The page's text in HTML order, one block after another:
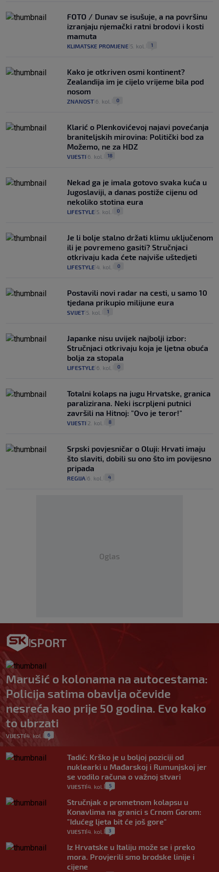
FOTO / Dunav se isušuje, a na površinu
izranjaju njemački ratni brodovi i kosti
mamuta
KLIMATSKE PROMJENE 5. kol. 1
Kako je otkriven osmi kontinent?
Zealandija im je cijelo vrijeme bila pod
nosom
ZNANOST 6. kol. 0
Klarić o Plenkovićevoj najavi povećanja
braniteljskih mirovina: Politički bod za
Možemo, ne za HDZ
VIJESTI 6. kol. 18
Nekad ga je imala gotovo svaka kuća u
Jugoslaviji, a danas postiže cijenu od
nekoliko stotina eura
LIFESTYLE 5. kol. 0
Je li bolje stalno držati klimu uključenom
ili je povremeno gasiti? Stručnjaci
otkrivaju kada ćete najviše uštedjeti
LIFESTYLE 4. kol. 0
Postavili novi radar na cesti, u samo 10
tjedana prikupio milijune eura
SVIJET 5. kol. 1
Japanke nisu uvijek najbolji izbor:
Stručnjaci otkrivaju koja je ljetna obuća
bolja za stopala
LIFESTYLE 6. kol. 0
Totalni kolaps na jugu Hrvatske, granica
paralizirana. Neki iscrpljeni putnici
završili na Hitnoj: "Ovo je teror!"
VIJESTI 2. kol. 8
Srpski povjesničar o Oluji: Hrvati imaju
što slaviti, dobili su ono što im povijesno
pripada
REGIJA 6. kol. 4
Oglas
SPORT
Marušić o kolonama na autocestama:
Policija satima obavlja očevide
nesreća kao prije 50 godina. Evo kako
to ubrzati
VIJESTI 4. kol. 6
Tadić: Krško je u boljoj poziciji od
nuklearki u Mađarskoj i Rumunjskoj jer
se vodilo računa o važnoj stvari
VIJESTI 4. kol. 5
Stručnjak o prometnom kolapsu u
Konavlima na granici s Crnom Gorom:
"Idućeg ljeta bit će još gore"
VIJESTI 4. kol. 3
Iz Hrvatske u Italiju može se i preko
mora. Provjerili smo brodske linije i
cijene